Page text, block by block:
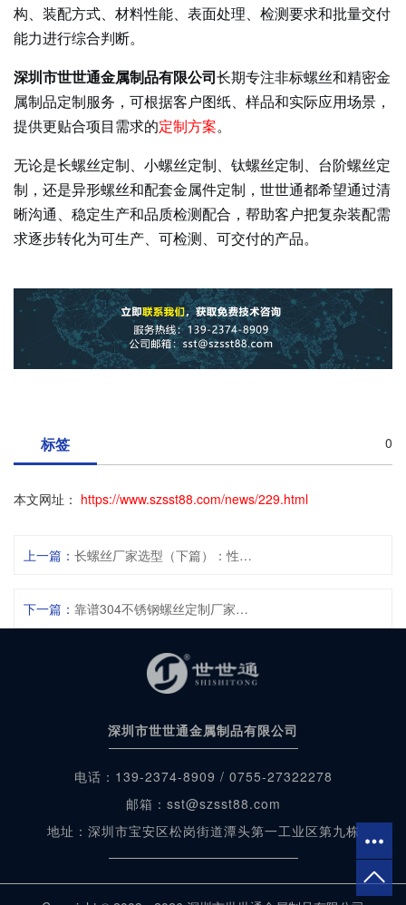
构、装配方式、材料性能、表面处理、检测要求和批量交付
能力进行综合判断。
深圳市世世通金属制品有限公司长期专注非标螺丝和精密金
属制品定制服务，可根据客户图纸、样品和实际应用场景，
提供更贴合项目需求的定制方案。
无论是长螺丝定制、小螺丝定制、钛螺丝定制、台阶螺丝定
制，还是异形螺丝和配套金属件定制，世世通都希望通过清
晰沟通、稳定生产和品质检测配合，帮助客户把复杂装配需
求逐步转化为可生产、可检测、可交付的产品。
标签 0
本文网址： https://www.szsst88.com/news/229.html
上一篇： 长螺丝厂家选型（下篇）：性能参数、工艺控制与工程实践
下一篇： 靠谱304不锈钢螺丝定制厂家怎么选？4大核心筛选标准
深圳市世世通金属制品有限公司
电话：139-2374-8909 / 0755-27322278
邮箱：sst@szsst88.com
地址：深圳市宝安区松岗街道潭头第一工业区第九栋